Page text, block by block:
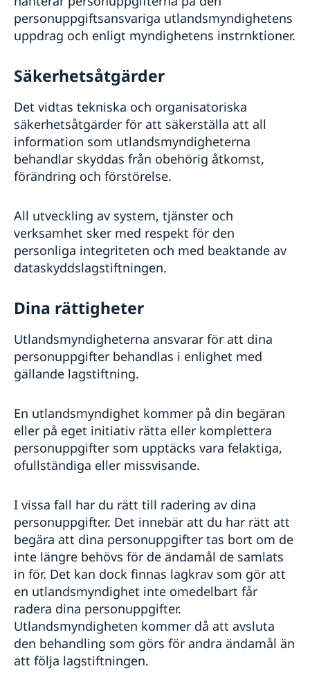
personuppgiftsansvariga utlandsmyndighetens
uppdrag och enligt myndighetens instrnktioner.
Säkerhetsåtgärder
Det vidtas tekniska och organisatoriska
säkerhetsåtgärder för att säkerställa att all
information som utlandsmyndigheterna
behandlar skyddas från obehörig åtkomst,
förändring och förstörelse.
All utveckling av system, tjänster och
verksamhet sker med respekt för den
personliga integriteten och med beaktande av
dataskyddslagstiftningen.
Dina rättigheter
Utlandsmyndigheterna ansvarar för att dina
personuppgifter behandlas i enlighet med
gällande lagstiftning.
En utlandsmyndighet kommer på din begäran
eller på eget initiativ rätta eller komplettera
personuppgifter som upptäcks vara felaktiga,
ofullständiga eller missvisande.
I vissa fall har du rätt till radering av dina
personuppgifter. Det innebär att du har rätt att
begära att dina personuppgifter tas bort om de
inte längre behövs för de ändamål de samlats
in för. Det kan dock finnas lagkrav som gör att
en utlandsmyndighet inte omedelbart får
radera dina personuppgifter.
Utlandsmyndigheten kommer då att avsluta
den behandling som görs för andra ändamål än
att följa lagstiftningen.